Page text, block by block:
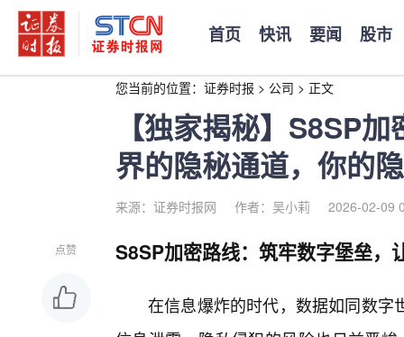
首页 快讯 要闻 股市
您当前的位置： 证券时报 > 公司 > 正文
【独家揭秘】S8SP
界的隐秘通道，你的
来源：证券时报网 作者：吴小莉 2026-02-09
点赞 S8SP加密路线：筑牢数字堡垒，
在信息爆炸的时代，数据如同数字